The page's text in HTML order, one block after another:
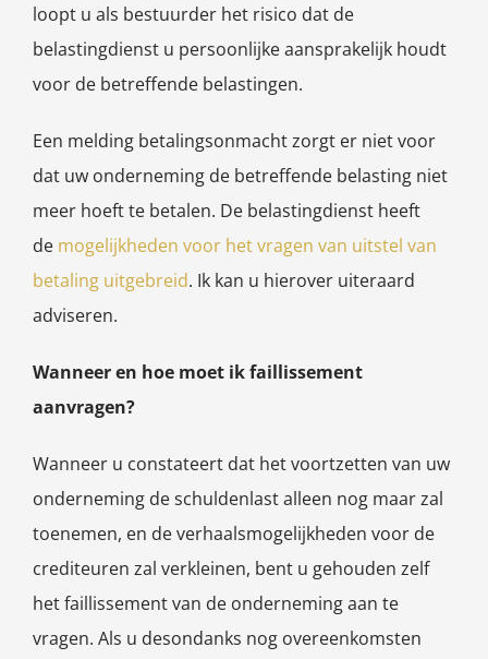
loopt u als bestuurder het risico dat de
belastingdienst u persoonlijke aansprakelijk houdt
voor de betreffende belastingen.
Een melding betalingsonmacht zorgt er niet voor
dat uw onderneming de betreffende belasting niet
meer hoeft te betalen. De belastingdienst heeft
de mogelijkheden voor het vragen van uitstel van
betaling uitgebreid. Ik kan u hierover uiteraard
adviseren.
Wanneer en hoe moet ik faillissement
aanvragen?
Wanneer u constateert dat het voortzetten van uw
onderneming de schuldenlast alleen nog maar zal
toenemen, en de verhaalsmogelijkheden voor de
crediteuren zal verkleinen, bent u gehouden zelf
het faillissement van de onderneming aan te
vragen. Als u desondanks nog overeenkomsten